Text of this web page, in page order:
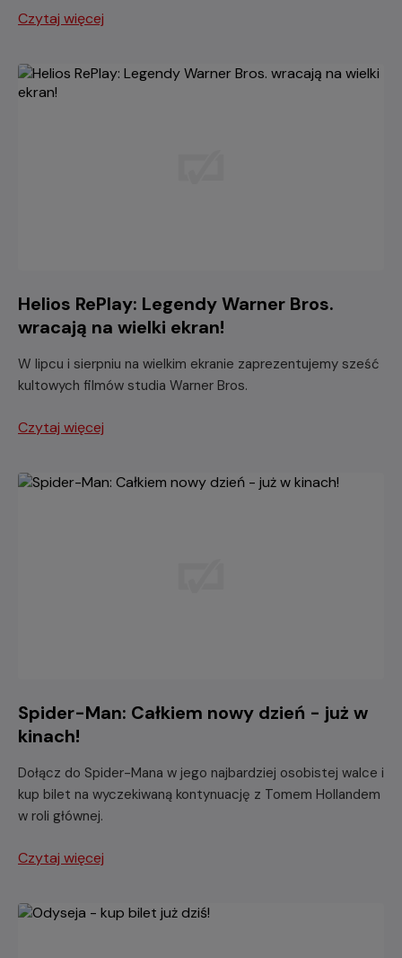
Czytaj więcej
Helios RePlay: Legendy Warner Bros.
wracają na wielki ekran!
W lipcu i sierpniu na wielkim ekranie zaprezentujemy sześć
kultowych filmów studia Warner Bros.
Czytaj więcej
Spider-Man: Całkiem nowy dzień - już w
kinach!
Dołącz do Spider-Mana w jego najbardziej osobistej walce i
kup bilet na wyczekiwaną kontynuację z Tomem Hollandem
w roli głównej.
Czytaj więcej